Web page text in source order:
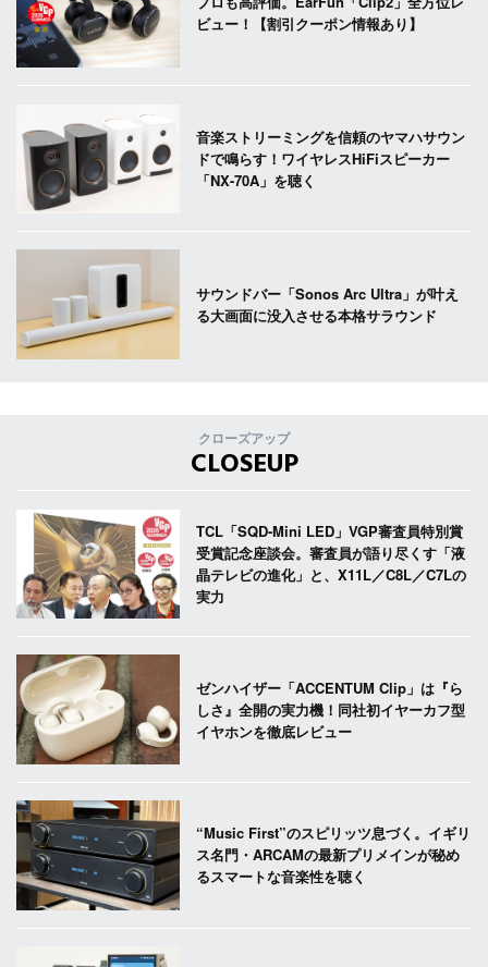
ビュー！【割引クーポン情報あり】
音楽ストリーミングを信頼のヤマハサウン
ドで鳴らす！ワイヤレスHiFiスピーカー
「NX-70A」を聴く
サウンドバー「Sonos Arc Ultra」が叶え
る大画面に没入させる本格サラウンド
クローズアップ
CLOSEUP
TCL「SQD-Mini LED」VGP審査員特別賞
受賞記念座談会。審査員が語り尽くす「液
晶テレビの進化」と、X11L／C8L／C7Lの
実力
ゼンハイザー「ACCENTUM Clip」は『ら
しさ』全開の実力機！同社初イヤーカフ型
イヤホンを徹底レビュー
“Music First”のスピリッツ息づく。イギリ
ス名門・ARCAMの最新プリメインが秘め
るスマートな音楽性を聴く